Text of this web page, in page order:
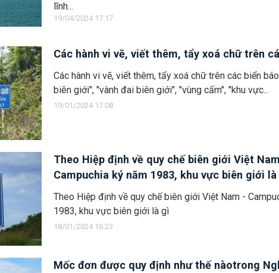
lĩnh...
19/04/2024 17:17
Các hành vi vẽ, viết thêm, tẩy xoá chữ trên
Các hành vi vẽ, viết thêm, tẩy xoá chữ trên các biển
biên giới", "vành đai biên giới", "vùng cấm", "khu vực...
19/01/2024 17:08
Theo Hiệp định về quy chế biên giới Việt
Campuchia ký năm 1983, khu vực biên giới
Theo Hiệp định về quy chế biên giới Việt Nam -
1983, khu vực biên giới là gì
18/01/2024 16:23
Mốc đơn được quy định như thế nàotrong